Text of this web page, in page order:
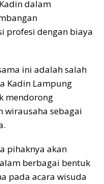
dalam
profesi dengan biaya
ini adalah salah
Kadin Lampung
mendorong
wirausaha sebagai
pihaknya akan
berbagai bentuk
pada acara wisuda